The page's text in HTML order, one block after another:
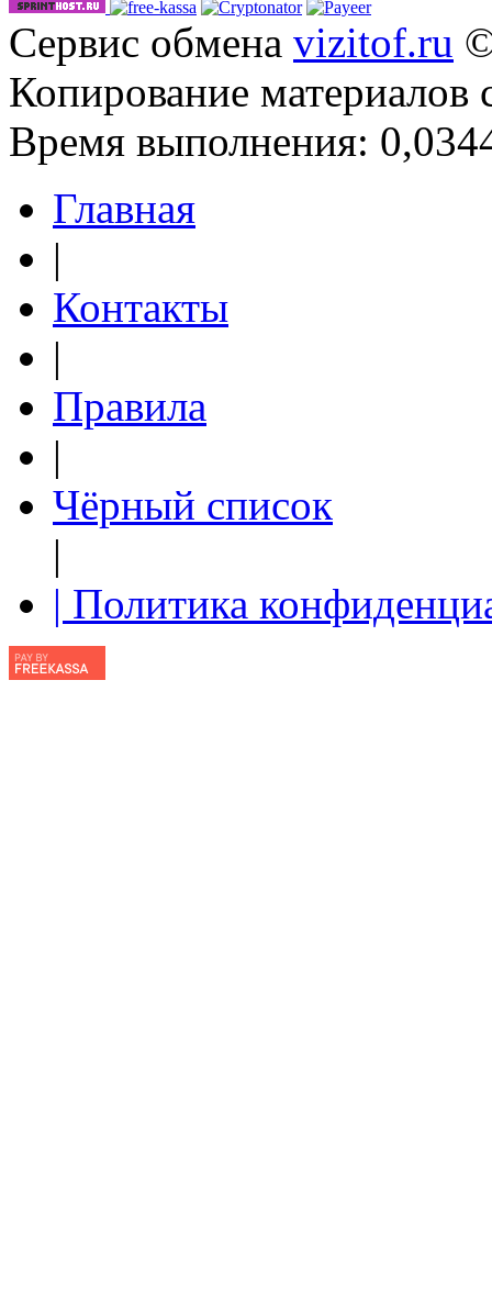
Сервис обмена vizitof.ru
Копирование материалов
Время выполнения:
Главная
|
Контакты
|
Правила
|
Чёрный список
|
| Политика